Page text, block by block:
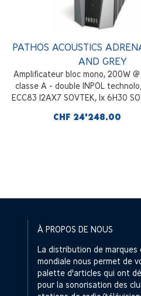
PATHOS ACOUSTICS
AND GREY
Amplificateur bloc mono, 200W
classe A - double INPOL
ECC83 12AX7 SOVTEK, 1x 6H30
CHF 24'248.00
À PROPOS DE NOUS
La distribution de marques
mondiale nous permet de
palette d'articles qui ont
pour la sonorisation des